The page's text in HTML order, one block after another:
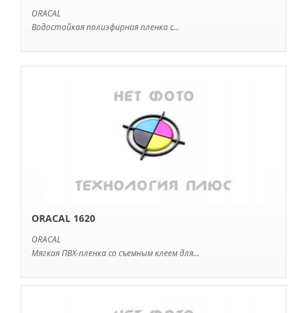
ORACAL
Водостойкая полиэфирная пленка с...
ORACAL 1620
ORACAL
Мягкая ПВХ-пленка со съемным клеем для...